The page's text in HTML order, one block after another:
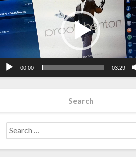
00:00 03:29
Search
Search
for: